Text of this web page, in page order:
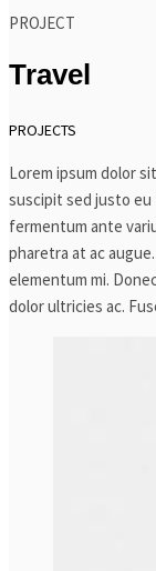
PROJECT
Travel
PROJECTS
Lorem ipsum dolor
suscipit sed justo eu
fermentum ante
pharetra at ac
elementum mi.
dolor ultricies ac.